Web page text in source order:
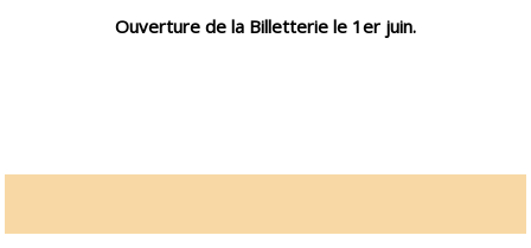
Ouverture de la Billetterie le 1er juin.